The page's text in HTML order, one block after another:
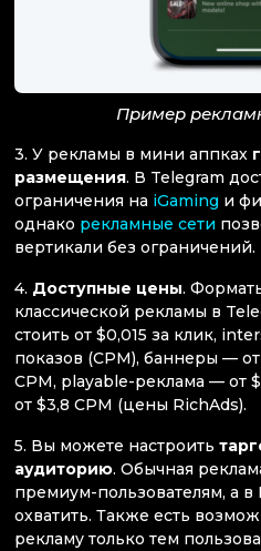
Пример
3. У рекламы в мини аппках
размещения. В Telegram
ограничения на iGaming и
однако рекламные сети
вертикали без ограничений.
4. Доступные цены.
классической рекламы в
стоить от $0,015 за клик,
показов (CPM), баннеры —
CPM, playable-реклама — от
от $3,8 CPM (цены RichAds).
5. Вы можете настроить
аудиторию. Обычная
премиум-пользователям, а
охватить. Также есть
рекламу только тем